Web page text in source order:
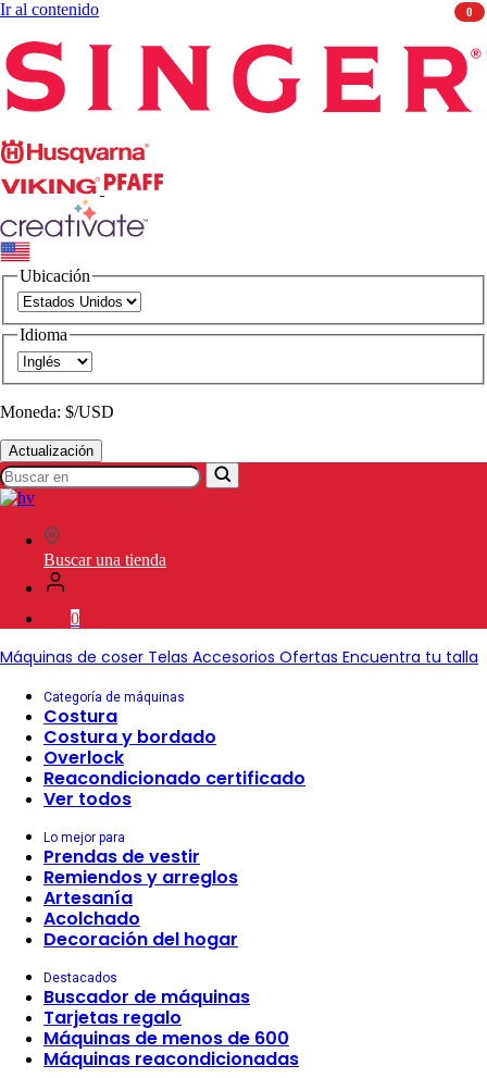
Ir al contenido
Husqvarna
Viking
PFAFF CREATIVATE
Ubicación
Idioma
Moneda: $/USD
Actualización
Buscar
en
SVP
Worldwide
Buscar una tienda
0
Máquinas de coser Telas Accesorios Ofertas Encuentra tu talla
Categoría de máquinas
Costura
Costura y bordado
Overlock
Reacondicionado certificado
Ver todos
Lo mejor para
Prendas de vestir
Remiendos y arreglos
Artesanía
Acolchado
Decoración del hogar
Destacados
Buscador de máquinas
Tarjetas regalo
Máquinas de menos de 600
Máquinas reacondicionadas
0